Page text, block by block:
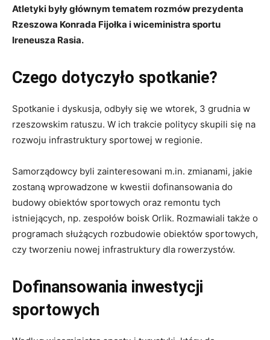
Atletyki były głównym tematem rozmów prezydenta
Rzeszowa Konrada Fijołka i wiceministra sportu
Ireneusza Rasia.
Czego dotyczyło spotkanie?
Spotkanie i dyskusja, odbyły się we wtorek, 3 grudnia w
rzeszowskim ratuszu. W ich trakcie politycy skupili się na
rozwoju infrastruktury sportowej w regionie.
Samorządowcy byli zainteresowani m.in. zmianami, jakie
zostaną wprowadzone w kwestii dofinansowania do
budowy obiektów sportowych oraz remontu tych
istniejących, np. zespołów boisk Orlik. Rozmawiali także o
programach służących rozbudowie obiektów sportowych,
czy tworzeniu nowej infrastruktury dla rowerzystów.
Dofinansowania inwestycji
sportowych